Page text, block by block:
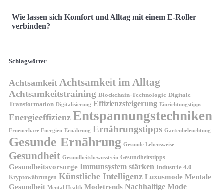
Wie lassen sich Komfort und Alltag mit einem E-Roller
verbinden?
Schlagwörter
Achtsamkeit Achtsamkeit im Alltag
Achtsamkeitstraining Blockchain-Technologie Digitale
Transformation Digitalisierung Effizienzsteigerung Einrichtungstipps
Energieeffizienz Entspannungstechniken
Erneuerbare Energien Ernährung Ernährungstipps Gartenbeleuchtung
Gesunde Ernährung Gesunde Lebensweise
Gesundheit Gesundheitsbewusstsein Gesundheitstipps
Gesundheitsvorsorge Immunsystem stärken Industrie 4.0
Kryptowährungen Künstliche Intelligenz Luxusmode Mentale
Gesundheit Mental Health Modetrends Nachhaltige Mode